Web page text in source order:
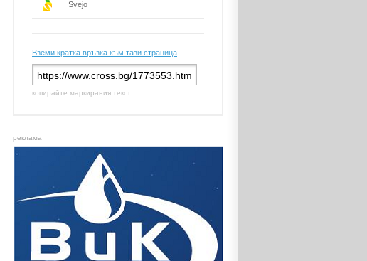
Svejo
Вземи кратка връзка към тази страница
копирайте маркирания текст
реклама